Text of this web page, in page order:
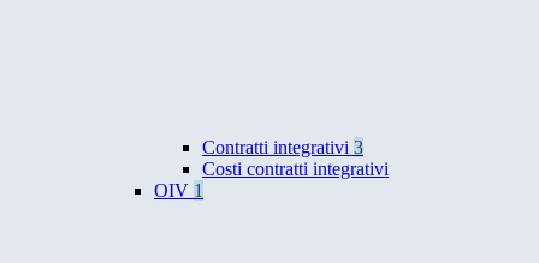
Contratti integrativi 3
Costi contratti integrativi
OIV 1